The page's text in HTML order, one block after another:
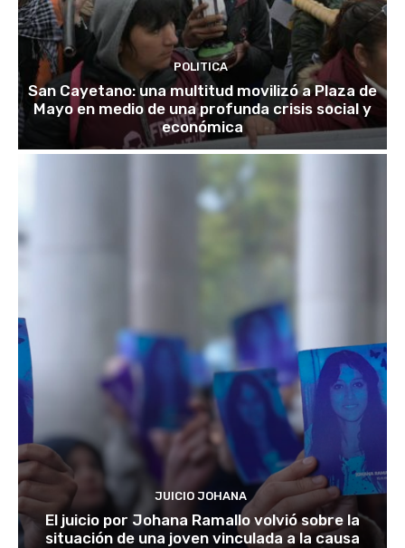
POLITICA
San Cayetano: una multitud movilizó a Plaza de
Mayo en medio de una profunda crisis social y
económica
JUICIO JOHANA
El juicio por Johana Ramallo volvió sobre la
situación de una joven vinculada a la causa